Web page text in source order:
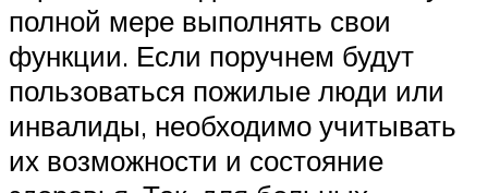
полной мере выполнять свои
функции. Если поручнем будут
пользоваться пожилые люди или
инвалиды, необходимо учитывать
их возможности и состояние